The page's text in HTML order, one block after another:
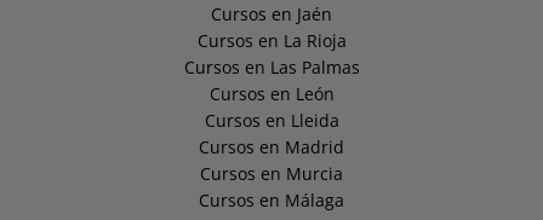
Cursos en Jaén
Cursos en La Rioja
Cursos en Las Palmas
Cursos en León
Cursos en Lleida
Cursos en Madrid
Cursos en Murcia
Cursos en Málaga